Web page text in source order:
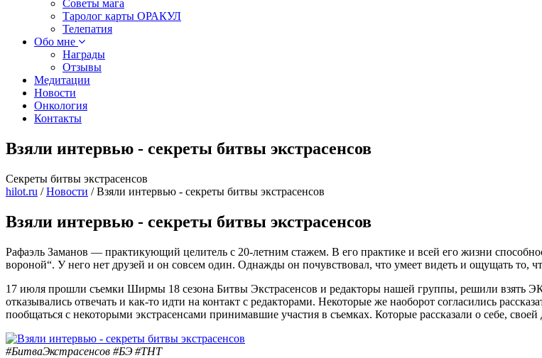
Советы мага
Таролог карты ОРАКУЛ
Телепатия
Обо мне
Награды
Отзывы
Медитации
Новости
Онкология
Контакты
Взяли интервью - секреты битвы экстрасенсов
Секреты битвы экстрасенсов
hilot.ru /Новости /Взяли интервью - секреты битвы экстрасенсов
Взяли интервью - секреты битвы экстрасенсов
Рафаэль Заманов — практикующий целитель с 20-летним стажем. В его практике и всей его жизни
вороной“. У него нет друзей и он совсем один. Однажды он почувствовал, что умеет видеть и ощущать то,
17 июля прошли съемки Ширмы 18 сезона Битвы Экстрасенсов и редакторы нашей группы, решили
отказывались отвечать и как-то идти на контакт с редакторами. Некоторые же наоборот согласились
пообщаться с некоторыми экстрасенсами принимавшие участия в съемках. Которые рассказали о себе,
#БитваЭкстрасенсов #БЭ #ТНТ